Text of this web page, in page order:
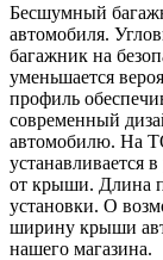
Бесшумный
автомобиля.
багажник на
уменьшается
профиль
современный
автомобилю. На
устанавливается
от крыши. Длина
установки. О
ширину крыши
нашего магазина.